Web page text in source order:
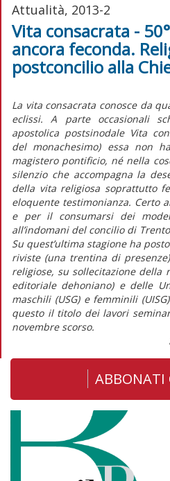
Attualità, 2013-2
Vita consacrata -
ancora feconda.
postconcilio alla
La vita consacrata conosce da
eclissi. A parte occasionali
apostolica postsinodale Vita
del monachesimo) essa non
magistero pontificio, né nella
silenzio che accompagna la
della vita religiosa soprattutto
eloquente testimonianza. Certo
e per il consumarsi dei
all’indomani del concilio di
Su quest’ultima stagione ha
riviste (una trentina di
religiose, su sollecitazione della
editoriale dehoniano) e delle
maschili (USG) e femminili
questo il titolo dei lavori
novembre scorso.
ABBONATI